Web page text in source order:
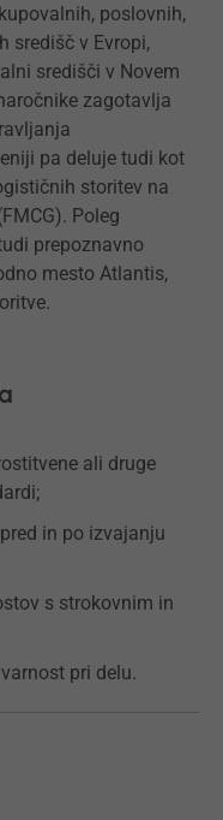
poslovnih,
središč v Evropi,
središči v Novem
zagotavlja
pa deluje tudi kot
storitev na
Poleg
prepoznavno
mesto Atlantis,
ali druge
in po izvajanju
s strokovnim in
pri delu.